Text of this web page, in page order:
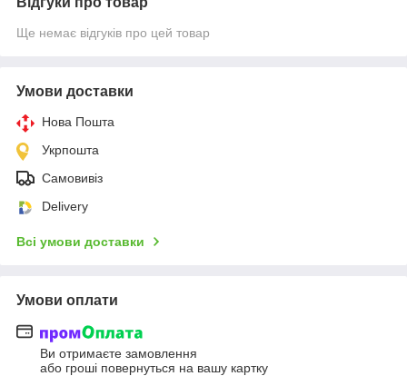
Ще немає відгуків про цей товар
Умови доставки
Нова Пошта
Укрпошта
Самовивіз
Delivery
Всі умови доставки
Умови оплати
Ви отримаєте замовлення
або гроші повернуться на вашу картку